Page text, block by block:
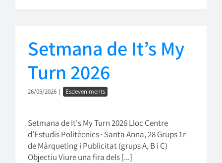
Setmana de It’s My
Turn 2026
26/05/2026 | Esdeveniments
Setmana de It's My Turn 2026 Lloc Centre
d’Estudis Politècnics · Santa Anna, 28 Grups 1r
de Màrqueting i Publicitat (grups A, B i C)
Objectiu Viure una fira dels [...]